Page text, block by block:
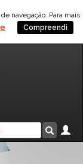
navegação. Para mais
Compreendi